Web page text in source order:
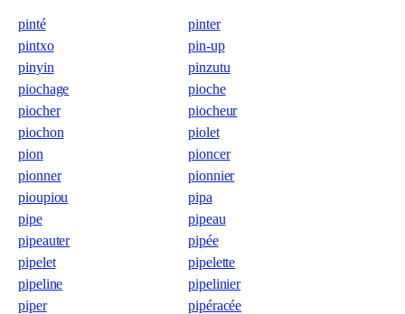
pinté
pinter
pintxo
pin-up
pinyin
pinzutu
piochage
pioche
piocher
piocheur
piochon
piolet
pion
pioncer
pionner
pionnier
pioupiou
pipa
pipe
pipeau
pipeauter
pipée
pipelet
pipelette
pipeline
pipelinier
piper
pipéracée